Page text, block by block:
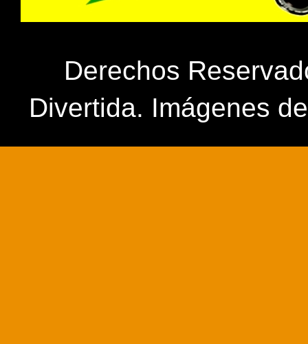
Derechos
Divertida. Imágenes